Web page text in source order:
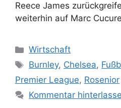
Reece James
weiterhin auf Marc
Kategorien
Wirtschaft
Schlagwörter
Burnley, Chelsea,
Premier League, Rosenior
Kommentar